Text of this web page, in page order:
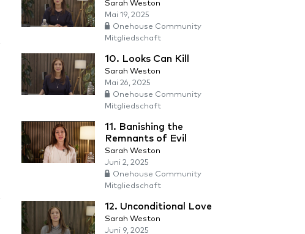
Sarah Weston
Mai 19, 2025
Onehouse Community
Mitgliedschaft
10. Looks Can Kill
Sarah Weston
Mai 26, 2025
Onehouse Community
Mitgliedschaft
11. Banishing the
Remnants of Evil
Sarah Weston
Juni 2, 2025
Onehouse Community
Mitgliedschaft
12. Unconditional Love
Sarah Weston
Juni 9, 2025